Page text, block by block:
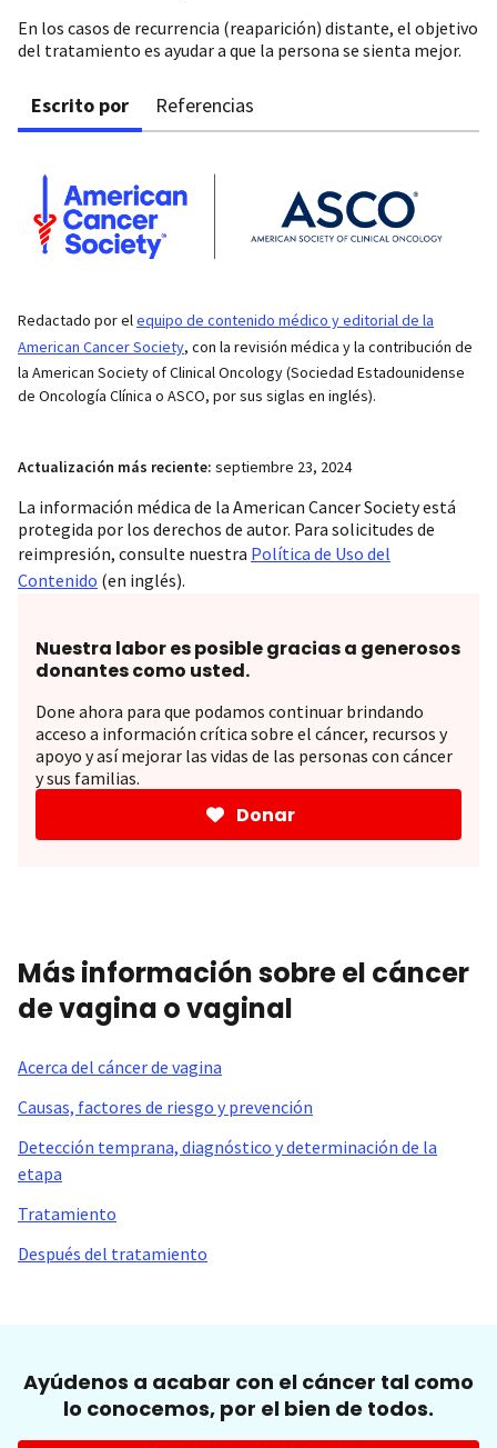
En los casos de recurrencia (reaparición) distante, el objetivo
del tratamiento es ayudar a que la persona se sienta mejor.
Escrito por Referencias
Redactado por elequipo de contenido médico y editorial de la
American Cancer Society, con la revisión médica y la contribución de
la American Society of Clinical Oncology (Sociedad Estadounidense
de Oncología Clínica o ASCO, por sus siglas en inglés).
Actualización más reciente: septiembre 23, 2024
La información médica de la American Cancer Society está
protegida por los derechos de autor. Para solicitudes de
reimpresión, consulte nuestra Política de Uso del
Contenido (en inglés).
Nuestra labor es posible gracias a generosos
donantes como usted.
Done ahora para que podamos continuar brindando
acceso a información crítica sobre el cáncer, recursos y
apoyo y así mejorar las vidas de las personas con cáncer
y sus familias.
Donar
Más información sobre el cáncer
de vagina o vaginal
Acerca del cáncer de vagina
Causas, factores de riesgo y prevención
Detección temprana, diagnóstico y determinación de la
etapa
Tratamiento
Después del tratamiento
Ayúdenos a acabar con el cáncer tal como
lo conocemos, por el bien de todos.